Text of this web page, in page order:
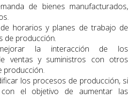
de bienes manufacturados,
horarios y planes de trabajo de
de producción.
la interacción de los
ventas y suministros con otros
producción.
los procesos de producción, si
el objetivo de aumentar las